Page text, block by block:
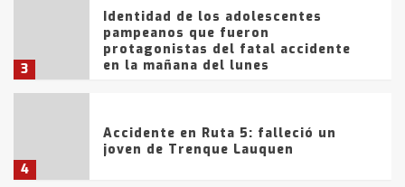
3
Identidad de los adolescentes
pampeanos que fueron
protagonistas del fatal accidente
en la mañana del lunes
4
Accidente en Ruta 5: falleció un
joven de Trenque Lauquen